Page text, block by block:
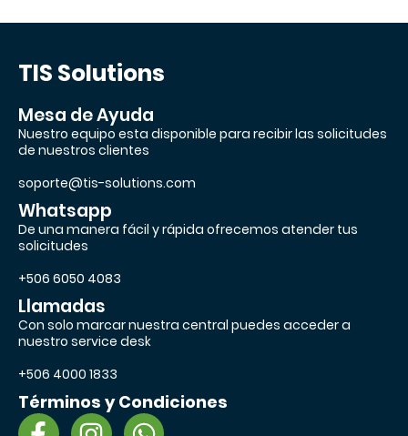
TIS Solutions
Mesa de Ayuda
Nuestro equipo esta disponible para recibir las solicitudes
de nuestros clientes
soporte@tis-solutions.com
Whatsapp
De una manera fácil y rápida ofrecemos atender tus
solicitudes
+506 6050 4083
Llamadas
Con solo marcar nuestra central puedes acceder a
nuestro service desk
+506 4000 1833
Términos y Condiciones
F
I
W